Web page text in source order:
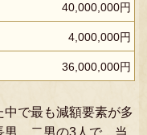
40,000,000円
4,000,000円
36,000,000円
で最も減額要素が多
、二男の3人で、当